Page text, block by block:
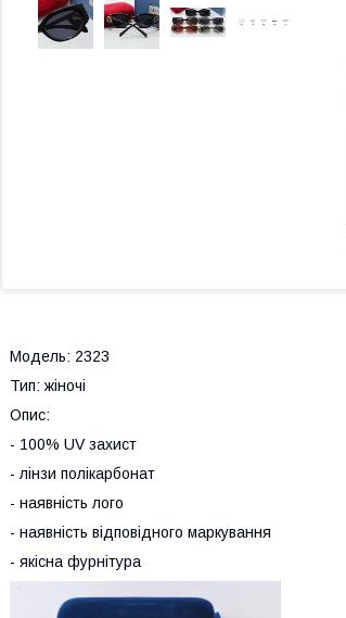
Модель: 2323
Тип: жіночі
Опис:
- 100% UV захист
- лінзи полікарбонат
- наявність лого
- наявність відповідного маркування
- якісна фурнітура